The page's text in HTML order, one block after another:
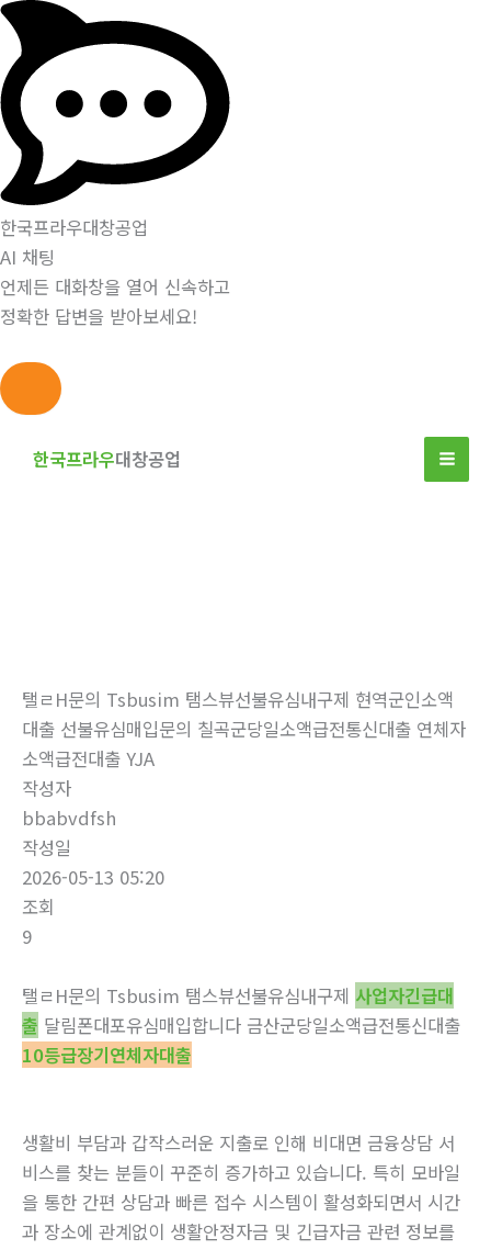
한국프라우대창공업
AI 채팅
언제든 대화창을 열어 신속하고
정확한 답변을 받아보세요!
한국프라우대창공업
탤ㄹH문의 Tsbusim 탬스뷰선불유심내구제 현역군인소액
대출 선불유심매입문의 칠곡군당일소액급전통신대출 연체자
소액급전대출 YJA
작성자
bbabvdfsh
작성일
2026-05-13 05:20
조회
9
탤ㄹH문의 Tsbusim 탬스뷰선불유심내구제 사업자긴급대
출 달림폰대포유심매입합니다 금산군당일소액급전통신대출
10등급장기연체자대출
생활비 부담과 갑작스러운 지출로 인해 비대면 금융상담 서
비스를 찾는 분들이 꾸준히 증가하고 있습니다. 특히 모바일
을 통한 간편 상담과 빠른 접수 시스템이 활성화되면서 시간
과 장소에 관계없이 생활안정자금 및 긴급자금 관련 정보를